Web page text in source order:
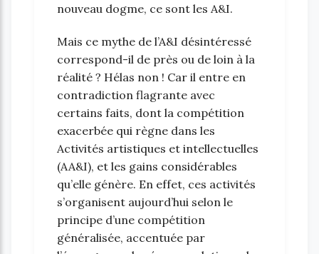
nouveau dogme, ce sont les A&I.
Mais ce mythe de l’A&I désintéressé
correspond-il de près ou de loin à la
réalité ? Hélas non ! Car il entre en
contradiction flagrante avec
certains faits, dont la compétition
exacerbée qui règne dans les
Activités artistiques et intellectuelles
(AA&I), et les gains considérables
qu’elle génère. En effet, ces activités
s’organisent aujourd’hui selon le
principe d’une compétition
généralisée, accentuée par